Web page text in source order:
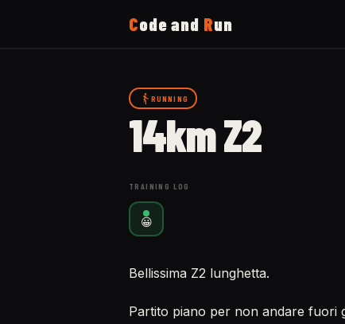
Code and Run
RUNNING
14km Z2
TRAINING LOG
😀
Bellissima Z2 lunghetta.
Partito piano per non andare fuori